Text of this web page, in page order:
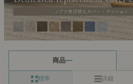
商品
標準 詳細